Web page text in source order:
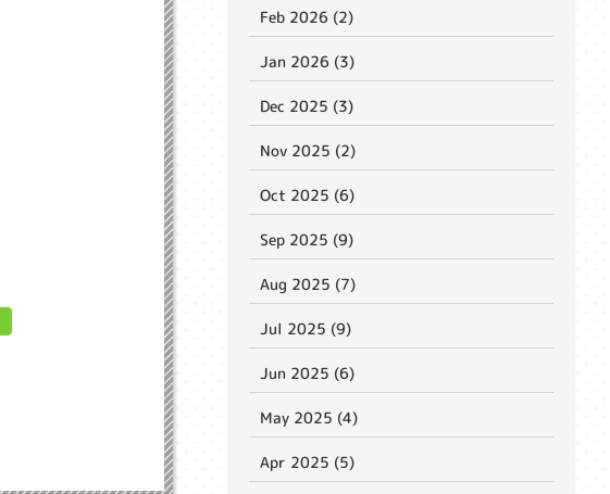
Feb 2026 (2)
Jan 2026 (3)
Dec 2025 (3)
Nov 2025 (2)
Oct 2025 (6)
Sep 2025 (9)
Aug 2025 (7)
Jul 2025 (9)
Jun 2025 (6)
May 2025 (4)
Apr 2025 (5)